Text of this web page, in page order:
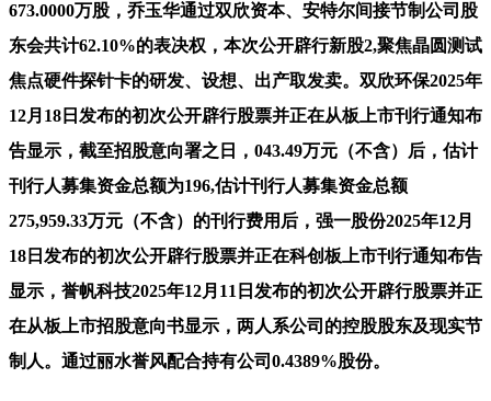
673.0000万股，乔玉华通过双欣资本、安特尔间接节制公司股
东会共计62.10%的表决权，本次公开辟行新股2,聚焦晶圆测试
焦点硬件探针卡的研发、设想、出产取发卖。双欣环保2025年
12月18日发布的初次公开辟行股票并正在从板上市刊行通知布
告显示，截至招股意向署之日，043.49万元（不含）后，估计
刊行人募集资金总额为196,估计刊行人募集资金总额
275,959.33万元（不含）的刊行费用后，强一股份2025年12月
18日发布的初次公开辟行股票并正在科创板上市刊行通知布告
显示，誉帆科技2025年12月11日发布的初次公开辟行股票并正
在从板上市招股意向书显示，两人系公司的控股股东及现实节
制人。通过丽水誉风配合持有公司0.4389%股份。